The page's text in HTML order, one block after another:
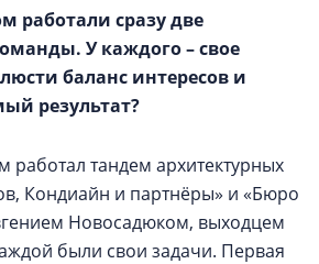
работали сразу две
У каждого – свое
баланс интересов и
результат?
работал тандем архитектурных
Кондиайн и партнёры» и «Бюро
Новосадюком, выходцем
были свои задачи. Первая